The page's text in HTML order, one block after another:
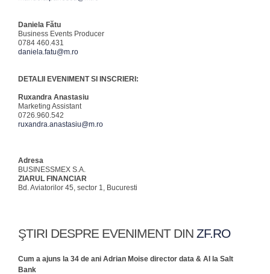
Daniela Fătu
Business Events Producer
0784 460.431
daniela.fatu@m.ro
DETALII EVENIMENT SI INSCRIERI:
Ruxandra Anastasiu
Marketing Assistant
0726.960.542
ruxandra.anastasiu@m.ro
Adresa
BUSINESSMEX S.A.
ZIARUL FINANCIAR
Bd. Aviatorilor 45, sector 1, Bucuresti
ŞTIRI DESPRE EVENIMENT DIN ZF.RO
Cum a ajuns la 34 de ani Adrian Moise director data & AI la Salt
Bank